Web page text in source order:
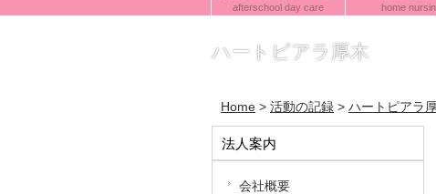
afterschool day care home
ハートピアラ厚木
Home > 活動の記録 > ハートピアラ
法人案内
会社概要